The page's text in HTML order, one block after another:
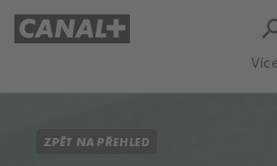
ZPĚT NA PŘEHLED